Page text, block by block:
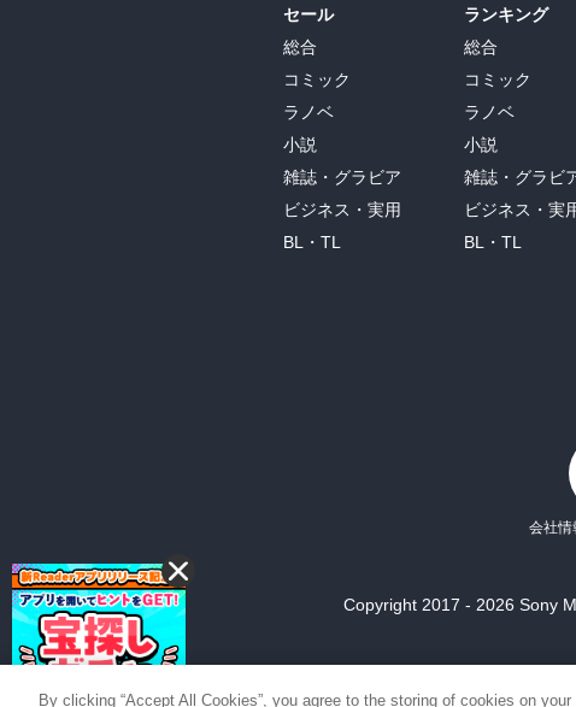
セール
総合
コミック
ラノベ
小説
雑誌・グラビア
ビジネス・実用
BL・TL
ランキング
総合
コミック
ラノベ
小説
雑誌・グラビ
ビジネス・実
BL・TL
会社情
Copyright 2017 - 2026 Sony
By clicking “Accept All Cookies”, you agree to the storing of cookies on